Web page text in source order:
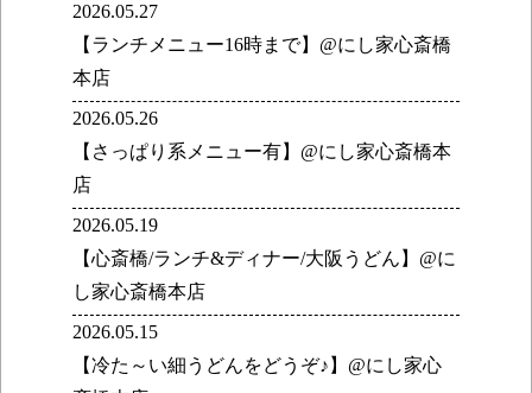
2026.05.27
【ランチメニュー16時まで】@にし家心斎橋
本店
2026.05.26
【さっぱり系メニュー有】@にし家心斎橋本
店
2026.05.19
【心斎橋/ランチ&ディナー/大阪うどん】@に
し家心斎橋本店
2026.05.15
【冷た～い細うどんをどうぞ♪】@にし家心